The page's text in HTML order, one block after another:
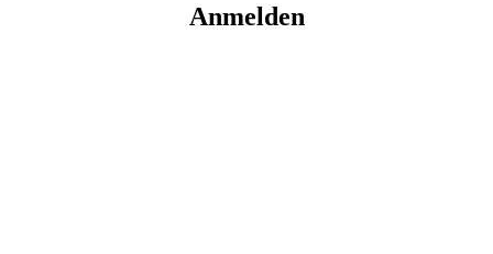
Anmelden